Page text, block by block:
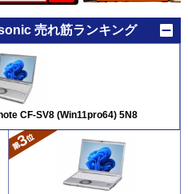
売れ筋ランキング
CF-SV8 (Win11pro64) 5N8